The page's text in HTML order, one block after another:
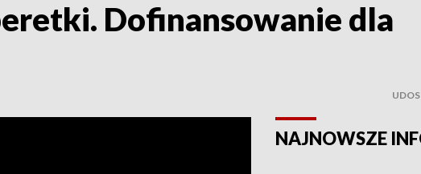
Dofinansowanie dla
NAJNOWSZE